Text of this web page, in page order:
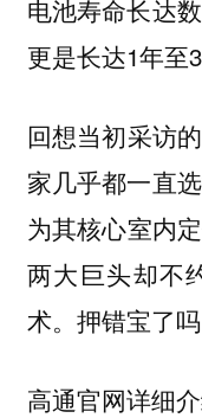
电池寿命长达
更是长达1年至3
回想当初采访
家几乎都一直
为其核心室内
两大巨头却不
术。押错宝了
高通官网详细